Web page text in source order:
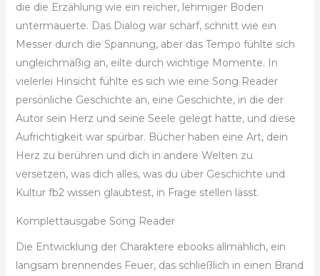
die die Erzählung wie ein reicher, lehmiger Boden
untermauerte. Das Dialog war scharf, schnitt wie ein
Messer durch die Spannung, aber das Tempo fühlte sich
ungleichmäßig an, eilte durch wichtige Momente. In
vielerlei Hinsicht fühlte es sich wie eine Song Reader
persönliche Geschichte an, eine Geschichte, in die der
Autor sein Herz und seine Seele gelegt hatte, und diese
Aufrichtigkeit war spürbar. Bücher haben eine Art, dein
Herz zu berühren und dich in andere Welten zu
versetzen, was dich alles, was du über Geschichte und
Kultur fb2 wissen glaubtest, in Frage stellen lässt.
Komplettausgabe Song Reader
Die Entwicklung der Charaktere ebooks allmählich, ein
langsam brennendes Feuer, das schließlich in einen Brand